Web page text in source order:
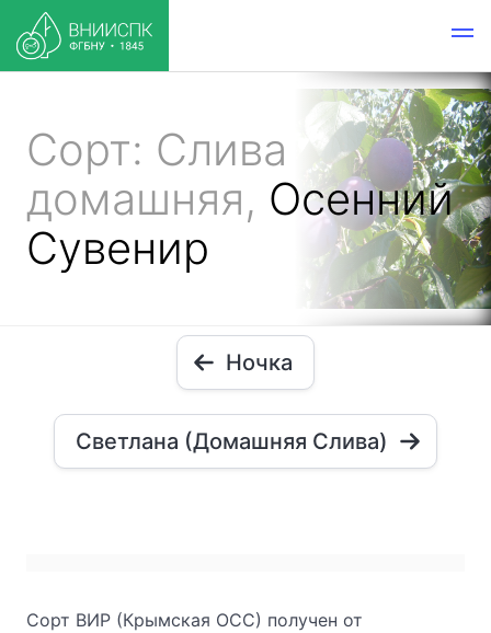
Сорт: Слива
домашняя, Осенний
Сувенир
Ночка
Светлана (Домашняя Слива)
Сорт ВИР (Крымская ОСС) получен от